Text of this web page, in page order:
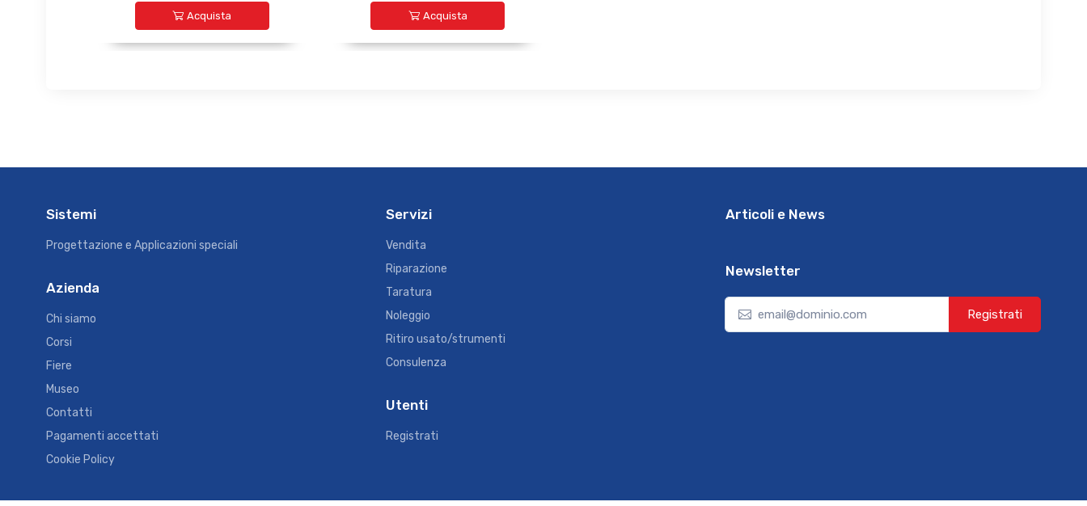
Acquista Acquista
Sistemi
Progettazione e Applicazioni speciali
Azienda
Chi siamo
Corsi
Fiere
Museo
Contatti
Pagamenti accettati
Cookie Policy
Servizi
Vendita
Riparazione
Taratura
Noleggio
Ritiro usato/strumenti
Consulenza
Utenti
Registrati
Articoli e News
Newsletter
Registrati